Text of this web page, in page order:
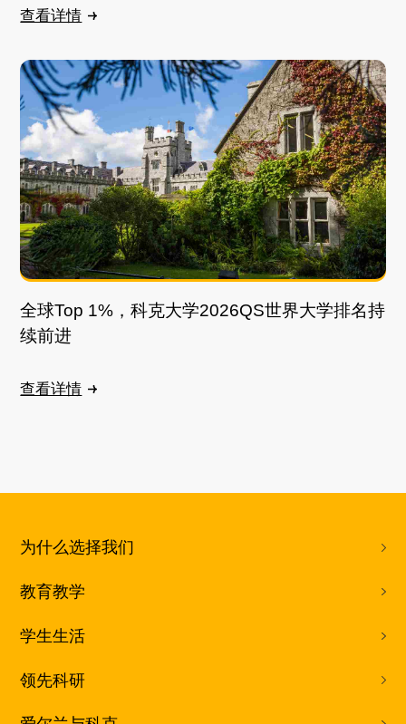
查看详情
全球Top 1%，科克大学2026QS世界大学排名持
续前进
查看详情
为什么选择我们
教育教学
学生生活
领先科研